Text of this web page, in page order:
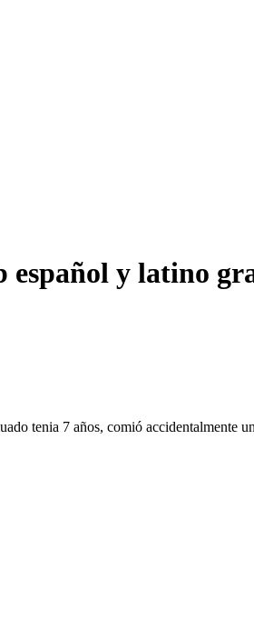
y latino
tenia 7 años, comió accidentalmente